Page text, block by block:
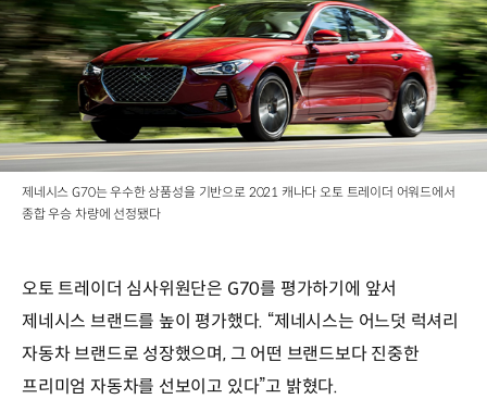
제네시스 G70는 우수한 상품성을 기반으로 2021 캐나다 오토 트레이더 어워드에서
종합 우승 차량에 선정됐다
오토 트레이더 심사위원단은 G70를 평가하기에 앞서
제네시스 브랜드를 높이 평가했다. “제네시스는 어느덧 럭셔리
자동차 브랜드로 성장했으며, 그 어떤 브랜드보다 진중한
프리미엄 자동차를 선보이고 있다”고 밝혔다.